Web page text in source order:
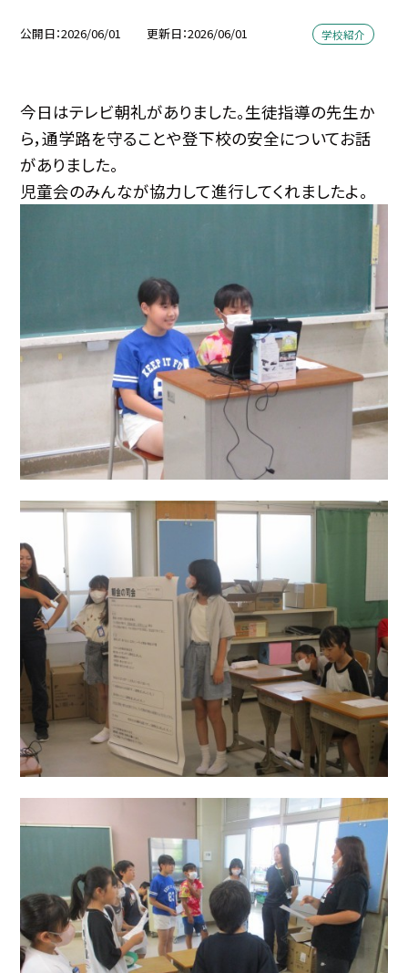
公開日 2026/06/01 更新日 2026/06/01 学校紹介
今日はテレビ朝礼がありました。生徒指導の先生か
ら，通学路を守ることや登下校の安全についてお話
がありました。
児童会のみんなが協力して進行してくれましたよ。